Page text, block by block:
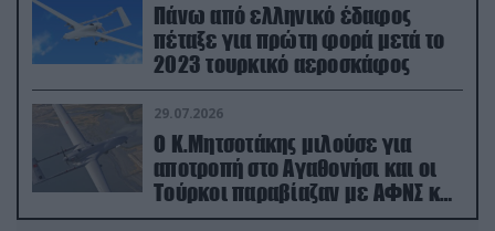
Πάνω από ελληνικό έδαφος
πέταξε για πρώτη φορά μετά το
2023 τουρκικό αεροσκάφος
29.07.2026
Ο Κ.Μητσοτάκης μιλούσε για
αποτροπή στο Αγαθονήσι και οι
Τούρκοι παραβίαζαν με ΑΦΝΣ και
drone